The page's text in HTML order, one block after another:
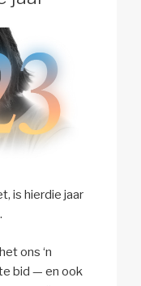
is hierdie jaar
ons ‘n
bid — en ook